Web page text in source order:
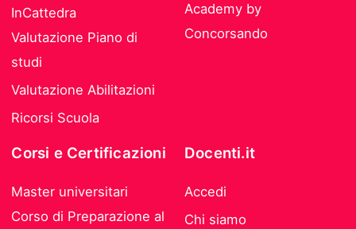
InCattedra
Valutazione Piano di
studi
Valutazione Abilitazioni
Ricorsi Scuola
Academy by
Concorsando
Corsi e Certificazioni
Master universitari
Corso di Preparazione al
Docenti.it
Accedi
Chi siamo